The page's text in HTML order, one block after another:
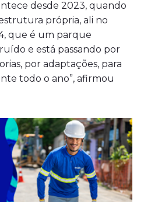
desde 2023, quando
própria, ali no
que é um parque
e está passando por
por adaptações, para
todo o ano”, afirmou